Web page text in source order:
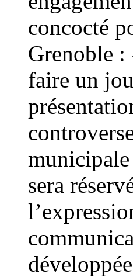
concocté
Grenoble :
faire un
sera